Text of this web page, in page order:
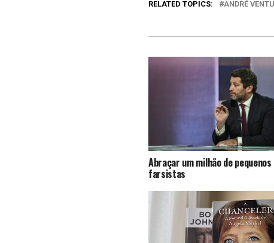
RELATED TOPICS: ANDRÉ
Abraçar um milhão de pequenos
farsistas